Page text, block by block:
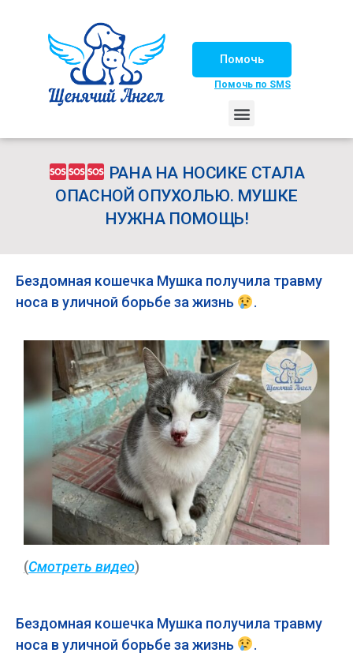
Помочь
Помочь по SMS
РАНА НА НОСИКЕ СТАЛА
ОПАСНОЙ ОПУХОЛЬЮ. МУШКЕ
НУЖНА ПОМОЩЬ!
Бездомная кошечка Мушка получила травму
носа в уличной борьбе за жизнь
.
(Смотреть видео)
Бездомная кошечка Мушка получила травму
носа в уличной борьбе за жизнь
.